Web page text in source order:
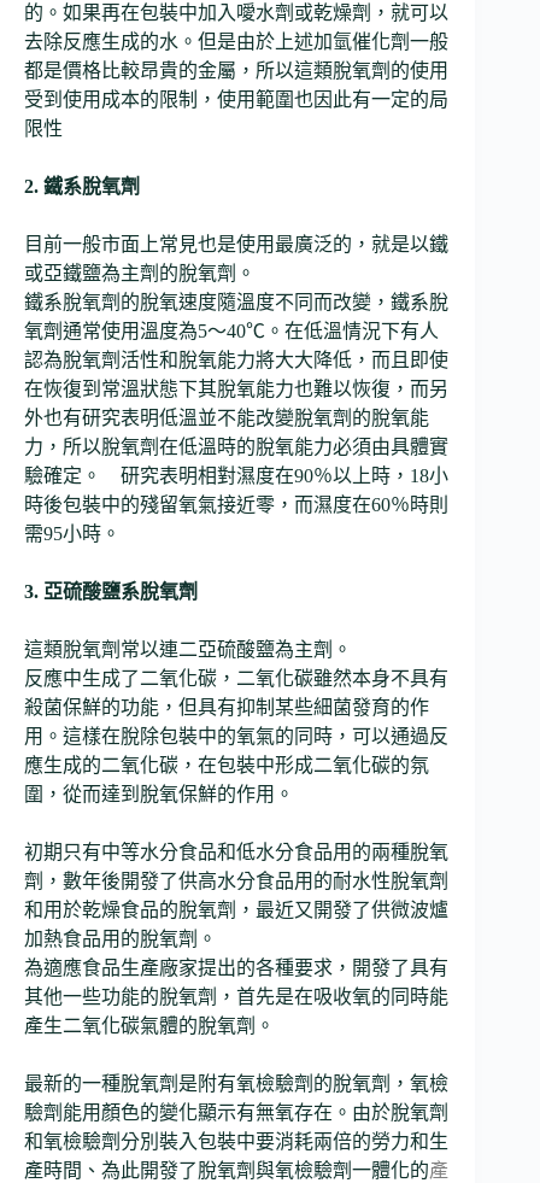
的。如果再在包裝中加入噯水劑或乾燥劑，就可以
去除反應生成的水。但是由於上述加氫催化劑一般
都是價格比較昂貴的金屬，所以這類脫氧劑的使用
受到使用成本的限制，使用範圍也因此有一定的局
限性
2. 鐵系脫氧劑
目前一般市面上常見也是使用最廣泛的，就是以鐵
或亞鐵鹽為主劑的脫氧劑。
鐵系脫氧劑的脫氧速度隨溫度不同而改變，鐵系脫
氧劑通常使用溫度為5～40℃。在低溫情況下有人
認為脫氧劑活性和脫氧能力將大大降低，而且即使
在恢復到常溫狀態下其脫氧能力也難以恢復，而另
外也有研究表明低溫並不能改變脫氧劑的脫氧能
力，所以脫氧劑在低溫時的脫氧能力必須由具體實
驗確定。 研究表明相對濕度在90％以上時，18小
時後包裝中的殘留氧氣接近零，而濕度在60％時則
需95小時。
3. 亞硫酸鹽系脫氧劑
這類脫氧劑常以連二亞硫酸鹽為主劑。
反應中生成了二氧化碳，二氧化碳雖然本身不具有
殺菌保鮮的功能，但具有抑制某些細菌發育的作
用。這樣在脫除包裝中的氧氣的同時，可以通過反
應生成的二氧化碳，在包裝中形成二氧化碳的氛
圍，從而達到脫氧保鮮的作用。
初期只有中等水分食品和低水分食品用的兩種脫氧
劑，數年後開發了供高水分食品用的耐水性脫氧劑
和用於乾燥食品的脫氧劑，最近又開發了供微波爐
加熱食品用的脫氧劑。
為適應食品生產廠家提出的各種要求，開發了具有
其他一些功能的脫氧劑，首先是在吸收氧的同時能
產生二氧化碳氣體的脫氧劑。
最新的一種脫氧劑是附有氧檢驗劑的脫氧劑，氧檢
驗劑能用顏色的變化顯示有無氧存在。由於脫氧劑
和氧檢驗劑分別裝入包裝中要消耗兩倍的勞力和生
產時間、為此開發了脫氧劑與氧檢驗劑一體化的產